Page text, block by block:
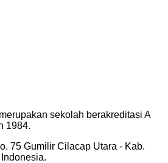
sekolah berakreditasi A
1984.
75 Gumilir Cilacap Utara - Kab.